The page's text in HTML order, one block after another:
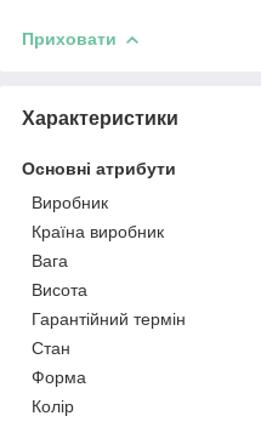
Приховати
Характеристики
Основні атрибути
Виробник
Країна виробник
Вага
Висота
Гарантійний термін
Стан
Форма
Колір